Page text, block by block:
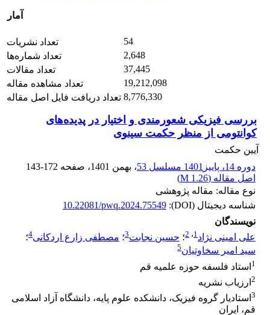
آمار
تعداد نشریات
54
تعداد شماره‌ها
2,648
تعداد مقالات
37,445
تعداد مشاهده مقاله
19,212,098
تعداد دریافت فایل اصل مقاله 8,776,330
بررسی فیزیکی شعورمندی و اختیار در پدیده‌های
کوانتومی از منظر حکمت سینوی‌
آیین حکمت
دوره 14، پاییز1401 مسلسل 53
، بهمن 1401 ، صفحه 143-172
اصل مقاله (1.26 M
)
نوع مقاله: مقاله پژوهشی
شناسه دیجیتال (DOI):
10.22081/pwq.2024.75549
نویسندگان
علی امینی نژاد 1، 2؛ حسین نجابت3؛ مصطفی زارع اردکانی4؛
سید امیر سخاوتیان5
1 استاد فلسفه حوزه علمیه قم
2 ارزیاب نشریه
3 استادیار گروه فیزیک، دانشکده علوم پایه، دانشگاه آزاد اسلامی
قم، ایران